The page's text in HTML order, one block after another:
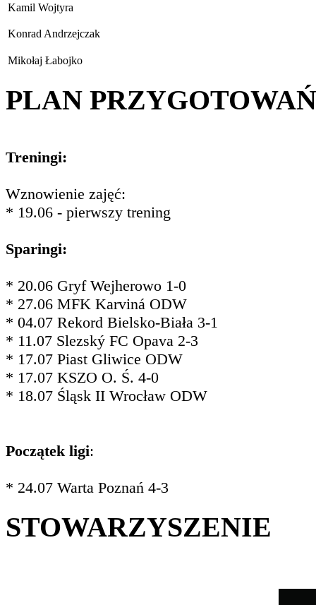
Kamil Wojtyra
Konrad Andrzejczak
Mikołaj Łabojko
PLAN PRZYGOTOWAŃ
Treningi:
Wznowienie zajęć:
* 19.06 - pierwszy trening
Sparingi:
* 20.06 Gryf Wejherowo 1-0
* 27.06 MFK Karviná ODW
* 04.07 Rekord Bielsko-Biała 3-1
* 11.07 Slezský FC Opava 2-3
* 17.07 Piast Gliwice ODW
* 17.07 KSZO O. Ś. 4-0
* 18.07 Śląsk II Wrocław ODW
Początek ligi:
* 24.07 Warta Poznań 4-3
STOWARZYSZENIE